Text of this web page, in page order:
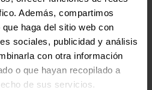
Además, compartimos
haga del sitio web con
sociales, publicidad y análisis
con otra información
o que hayan recopilado a
de sus servicios.